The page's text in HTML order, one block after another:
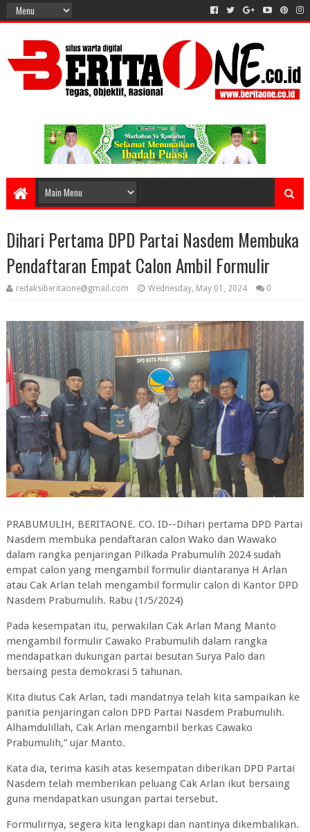
Dihari Pertama DPD Partai Nasdem Membuka
Pendaftaran Empat Calon Ambil Formulir
redaksiberitaone@gmail.com Wednesday, May 01, 2024 0
PRABUMULIH, BERITAONE. CO. ID--Dihari pertama DPD Partai
Nasdem membuka pendaftaran calon Wako dan Wawako
dalam rangka penjaringan Pilkada Prabumulih 2024 sudah
empat calon yang mengambil formulir diantaranya H Arlan
atau Cak Arlan telah mengambil formulir calon di Kantor DPD
Nasdem Prabumulih. Rabu (1/5/2024)
Pada kesempatan itu, perwakilan Cak Arlan Mang Manto
mengambil formulir Cawako Prabumulih dalam rangka
mendapatkan dukungan partai besutan Surya Palo dan
bersaing pesta demokrasi 5 tahunan.
Kita diutus Cak Arlan, tadi mandatnya telah kita sampaikan ke
panitia penjaringan calon DPD Partai Nasdem Prabumulih.
Alhamdulillah, Cak Arlan mengambil berkas Cawako
Prabumulih,” ujar Manto.
Kata dia, terima kasih atas kesempatan diberikan DPD Partai
Nasdem telah memberikan peluang Cak Arlan ikut bersaing
guna mendapatkan usungan partai tersebut.
Formulirnya, segera kita lengkapi dan nantinya dikembalikan.